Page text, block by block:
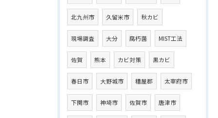
北九州市 久留米市 秋カビ
現場調査 大分 腐朽菌 MIST工法
佐賀 熊本 カビ対策 黒カビ
春日市 大野城市 糟屋郡 太宰府市
下関市 神埼市 佐賀市 唐津市